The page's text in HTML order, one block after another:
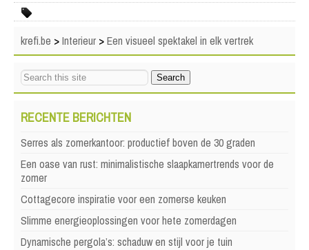
krefi.be >Interieur >Een visueel spektakel in elk vertrek
RECENTE BERICHTEN
Serres als zomerkantoor: productief boven de 30 graden
Een oase van rust: minimalistische slaapkamertrends voor de
zomer
Cottagecore inspiratie voor een zomerse keuken
Slimme energieoplossingen voor hete zomerdagen
Dynamische pergola’s: schaduw en stijl voor je tuin